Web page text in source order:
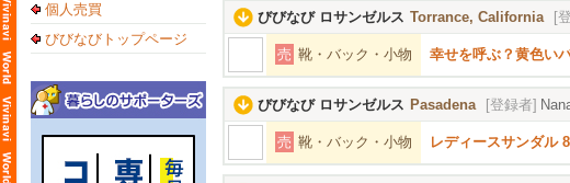
個人売買
びびなびトップページ
びびなび ロサンゼルス Torrance, California [
売 靴・バック・小物 幸せを呼ぶ？黄色い
びびなび ロサンゼルス Pasadena [登録者]
売 靴・バック・小物 レディースサンダル